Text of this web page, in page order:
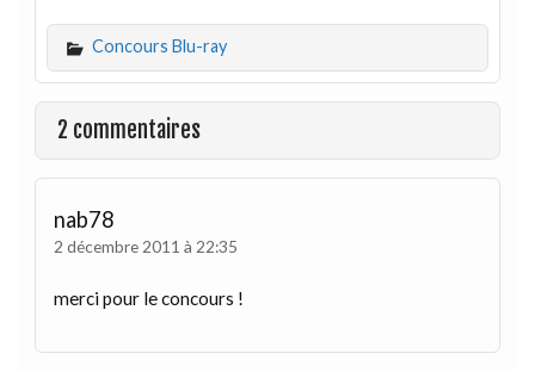
Concours Blu-ray
2 commentaires
nab78
2 décembre 2011 à 22:35
merci pour le concours !